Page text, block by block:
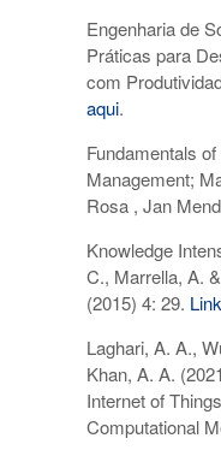
Engenharia de
Práticas para
com
aqui.
Fundamentals
Management;
Rosa , Jan
Knowledge
C., Marrella, A.
(2015) 4: 29.
Laghari, A. A.,
Khan, A. A.
Internet of
Computational